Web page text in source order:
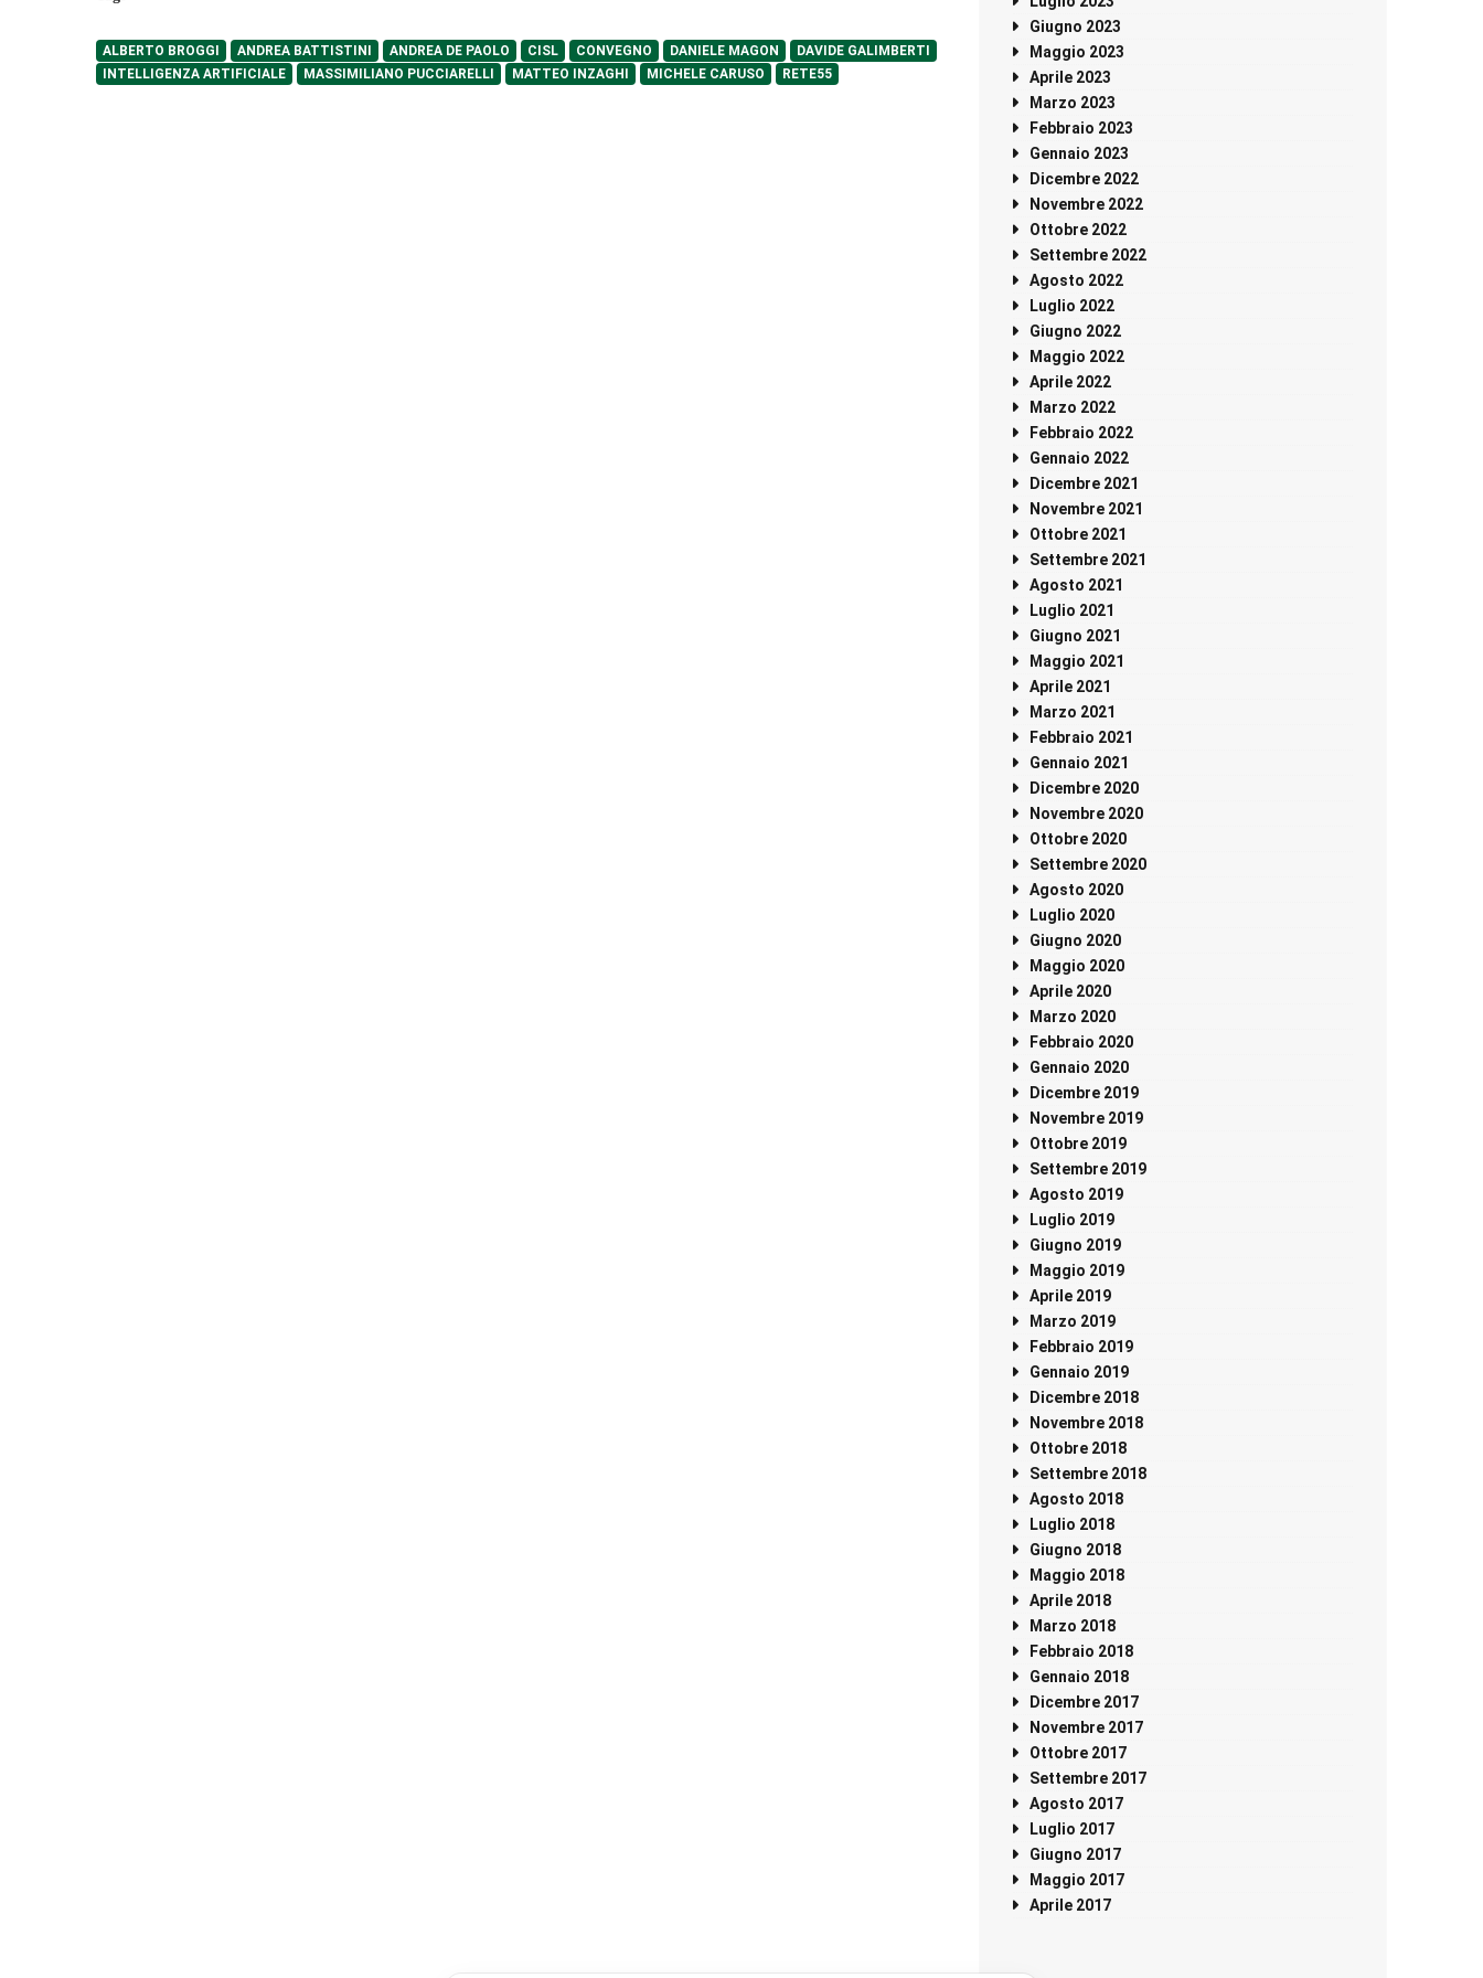
ALBERTO BROGGI ANDREA BATTISTINI ANDREA DE PAOLO CISL CONVEGNO DANIELE MAGON
DAVIDE GALIMBERTI
INTELLIGENZA ARTIFICIALE
MASSIMILIANO PUCCIARELLI MATTEO INZAGHI MICHELE CARUSO RETE55
Giugno 2023
Maggio 2023
Aprile 2023
Marzo 2023
Febbraio 2023
Gennaio 2023
Dicembre 2022
Novembre 2022
Ottobre 2022
Settembre 2022
Agosto 2022
Luglio 2022
Giugno 2022
Maggio 2022
Aprile 2022
Marzo 2022
Febbraio 2022
Gennaio 2022
Dicembre 2021
Novembre 2021
Ottobre 2021
Settembre 2021
Agosto 2021
Luglio 2021
Giugno 2021
Maggio 2021
Aprile 2021
Marzo 2021
Febbraio 2021
Gennaio 2021
Dicembre 2020
Novembre 2020
Ottobre 2020
Settembre 2020
Agosto 2020
Luglio 2020
Giugno 2020
Maggio 2020
Aprile 2020
Marzo 2020
Febbraio 2020
Gennaio 2020
Dicembre 2019
Novembre 2019
Ottobre 2019
Settembre 2019
Agosto 2019
Luglio 2019
Giugno 2019
Maggio 2019
Aprile 2019
Marzo 2019
Febbraio 2019
Gennaio 2019
Dicembre 2018
Novembre 2018
Ottobre 2018
Settembre 2018
Agosto 2018
Luglio 2018
Giugno 2018
Maggio 2018
Aprile 2018
Marzo 2018
Febbraio 2018
Gennaio 2018
Dicembre 2017
Novembre 2017
Ottobre 2017
Settembre 2017
Agosto 2017
Luglio 2017
Giugno 2017
Maggio 2017
Aprile 2017